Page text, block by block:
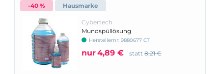
-40 % Hausmarke
Cybertech
Mundspüllösung
Herstellernr: 9880677 CT
nur4,89 € statt 8,21 €